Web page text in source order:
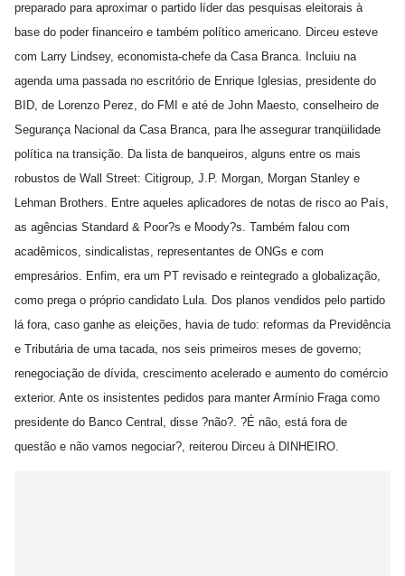
preparado para aproximar o partido líder das pesquisas eleitorais à
base do poder financeiro e também político americano. Dirceu esteve
com Larry Lindsey, economista-chefe da Casa Branca. Incluiu na
agenda uma passada no escritório de Enrique Iglesias, presidente do
BID, de Lorenzo Perez, do FMI e até de John Maesto, conselheiro de
Segurança Nacional da Casa Branca, para lhe assegurar tranqüilidade
política na transição. Da lista de banqueiros, alguns entre os mais
robustos de Wall Street: Citigroup, J.P. Morgan, Morgan Stanley e
Lehman Brothers. Entre aqueles aplicadores de notas de risco ao País,
as agências Standard & Poor?s e Moody?s. Também falou com
acadêmicos, sindicalistas, representantes de ONGs e com
empresários. Enfim, era um PT revisado e reintegrado a globalização,
como prega o próprio candidato Lula. Dos planos vendidos pelo partido
lá fora, caso ganhe as eleições, havia de tudo: reformas da Previdência
e Tributária de uma tacada, nos seis primeiros meses de governo;
renegociação de dívida, crescimento acelerado e aumento do comércio
exterior. Ante os insistentes pedidos para manter Armínio Fraga como
presidente do Banco Central, disse ?não?. ?É não, está fora de
questão e não vamos negociar?, reiterou Dirceu à DINHEIRO.